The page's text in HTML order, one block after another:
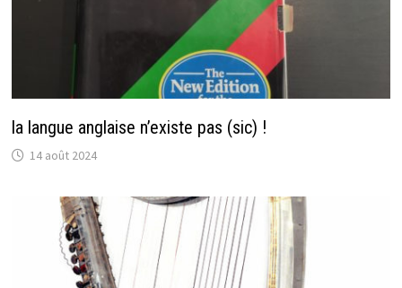
la langue anglaise n’existe pas (sic) !
14 août 2024